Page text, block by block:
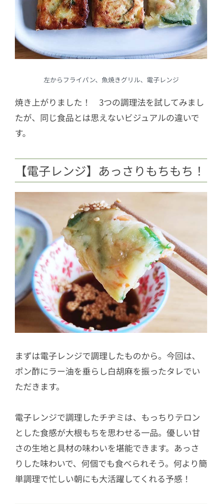
左からフライパン、魚焼きグリル、電子レンジ
焼き上がりました！ 3つの調理法を試してみまし
たが、同じ食品とは思えないビジュアルの違いで
す。
【電子レンジ】あっさりもちもち！
まずは電子レンジで調理したものから。今回は、
ポン酢にラー油を垂らし白胡麻を振ったタレでい
ただきます。
電子レンジで調理したチヂミは、もっちりテロン
とした食感が大根もちを思わせる一品。優しい甘
さの生地と具材の味わいを堪能できます。あっさ
りした味わいで、何個でも食べられそう。何より簡
単調理で忙しい朝にも大活躍してくれる予感！